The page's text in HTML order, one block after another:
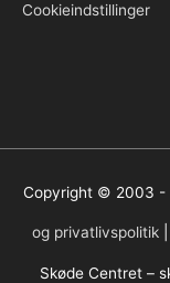
Cookieindstillinger
Copyright © 2003 -
og privatlivspolitik|
Skøde Centret –